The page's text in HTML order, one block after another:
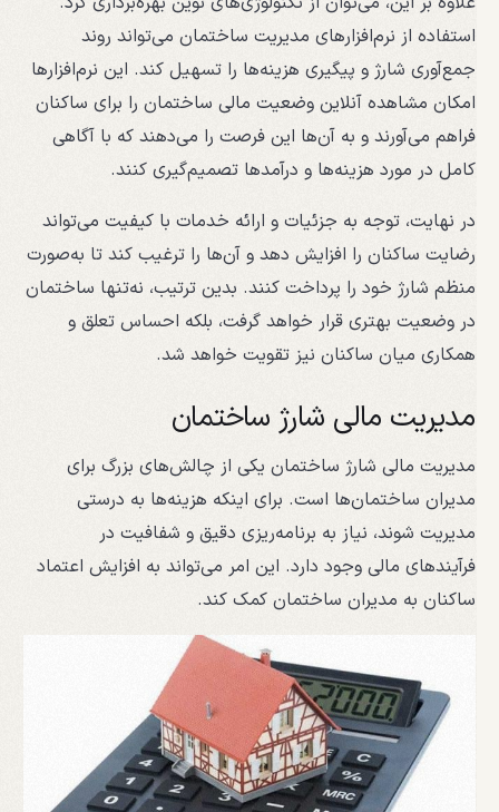
استفاده از نرم‌افزارهای مدیریت ساختمان می‌تواند روند
جمع‌آوری شارژ و پیگیری هزینه‌ها را تسهیل کند. این نرم‌افزارها
امکان مشاهده آنلاین وضعیت مالی ساختمان را برای ساکنان
فراهم می‌آورند و به آن‌ها این فرصت را می‌دهند که با آگاهی
کامل در مورد هزینه‌ها و درآمدها تصمیم‌گیری کنند.
در نهایت، توجه به جزئیات و ارائه خدمات با کیفیت می‌تواند
رضایت ساکنان را افزایش دهد و آن‌ها را ترغیب کند تا به‌صورت
منظم شارژ خود را پرداخت کنند. بدین ترتیب، نه‌تنها ساختمان
در وضعیت بهتری قرار خواهد گرفت، بلکه احساس تعلق و
همکاری میان ساکنان نیز تقویت خواهد شد.
مدیریت مالی شارژ ساختمان
مدیریت مالی شارژ ساختمان یکی از چالش‌های بزرگ برای
مدیران ساختمان‌ها است. برای اینکه هزینه‌ها به درستی
مدیریت شوند، نیاز به برنامه‌ریزی دقیق و شفافیت در
فرآیندهای مالی وجود دارد. این امر می‌تواند به افزایش اعتماد
ساکنان به مدیران ساختمان کمک کند.